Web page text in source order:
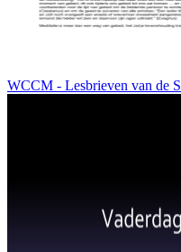
WCCM - Lesbrieven van de